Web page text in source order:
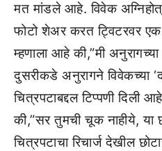
मत मांडले आहे. विवेक
फोटो शेअर करत ट्विटरवर एक
म्हणाला आहे की,”मी
दुसरीकडे अनुरागने विवेकच्या
चित्रपटाबद्दल टिप्पणी दिली
की,”सर तुमची चूक नाहीये, या
चित्रपटाचा रिचार्ज देखील